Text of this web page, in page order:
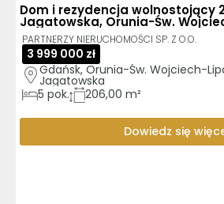
Dom i rezydencja wolnostojący
Jagatowska, Orunia-Św.
PARTNERZY NIERUCHOMOŚCI SP. Z O.O.
3 999 000 zł
Gdańsk, Orunia-Św. Wojciech-
Jagatowska
5 pok. 206,00 m²
Dowiedz się